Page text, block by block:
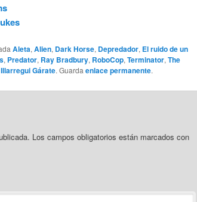
Aleta, Alien, Dark Horse, Depredador, El ruido de un
, Predator, Ray Bradbury, RoboCop, Terminator, The
Gárate. Guarda enlace permanente.
Los campos obligatorios están marcados con